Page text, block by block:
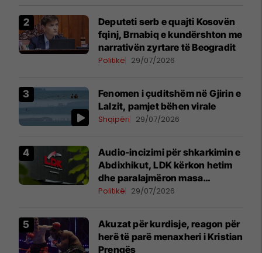
Deputeti serb e quajti Kosovën
fqinj, Brnabiq e kundërshton me
narrativën zyrtare të Beogradit
Politikë 29/07/2026
Fenomen i çuditshëm në Gjirin e
Lalzit, pamjet bëhen virale
Shqipëri 29/07/2026
Audio-incizimi për shkarkimin e
Abdixhikut, LDK kërkon hetim
dhe paralajmëron masa
disiplinore
Politikë 29/07/2026
Akuzat për kurdisje, reagon për
herë të parë menaxheri i Kristian
Prengës